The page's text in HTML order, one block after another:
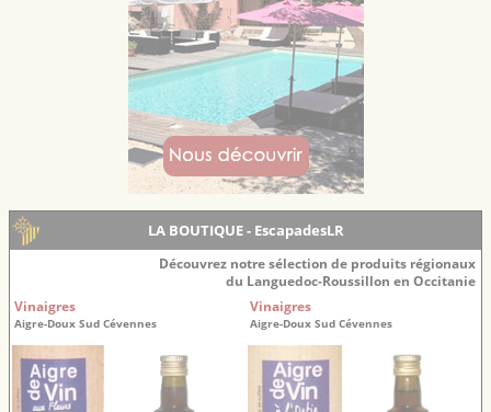
LA BOUTIQUE - EscapadesLR
Découvrez notre sélection de produits régionaux
du Languedoc-Roussillon en Occitanie
Vinaigres
Aigre-Doux Sud Cévennes
Vinaigres
Aigre-Doux Sud Cévennes